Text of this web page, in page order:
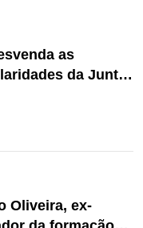
as
da Junta
de Ver
Oliveira, ex-